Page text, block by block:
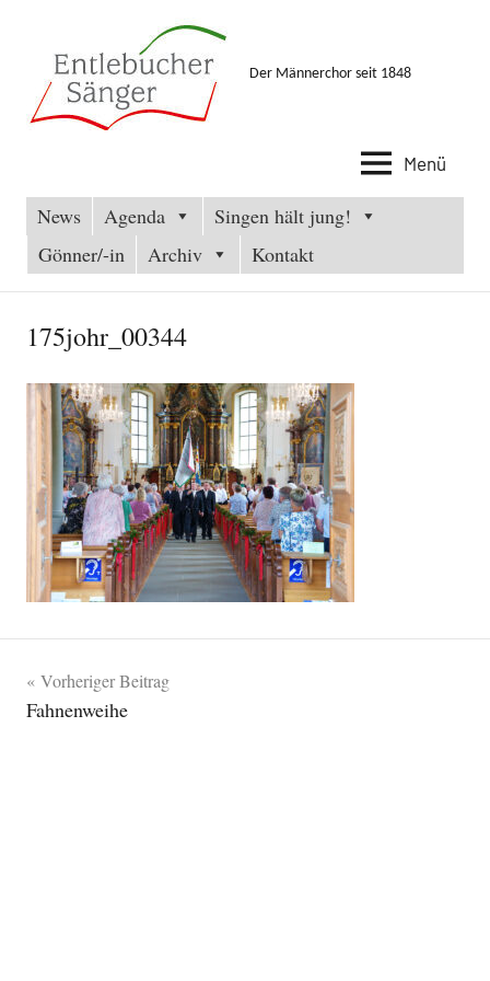
springen
Der Männerchor seit 1848
Menü
News Agenda
Singen hält jung!
Gönner/-in
Archiv Kontakt
175johr_00344
Beitragsnavigation
Vorheriger Beitrag
Fahnenweihe